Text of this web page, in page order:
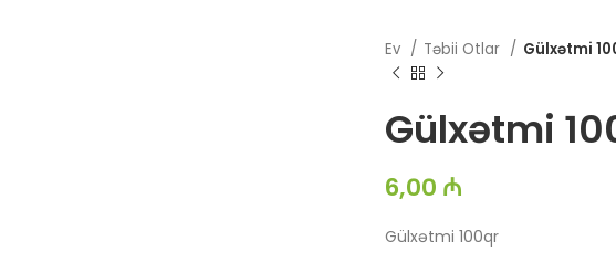
Ev
Təbii Otlar Gülxətmi
Gülxətmi
6,00 ₼
Gülxətmi 100qr